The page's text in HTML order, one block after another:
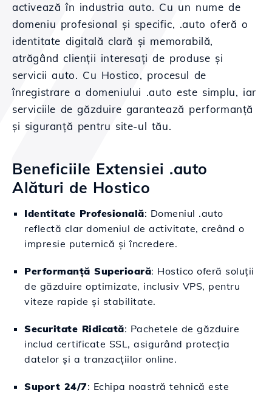
activează în industria auto. Cu un nume de
domeniu profesional și specific, .auto oferă o
identitate digitală clară și memorabilă,
atrăgând clienții interesați de produse și
servicii auto. Cu Hostico, procesul de
înregistrare a domeniului .auto este simplu, iar
serviciile de găzduire garantează performanță
și siguranță pentru site-ul tău.
Beneficiile Extensiei .auto
Alături de Hostico
Identitate Profesională: Domeniul .auto
reflectă clar domeniul de activitate, creând o
impresie puternică și încredere.
Performanță Superioară: Hostico oferă soluții
de găzduire optimizate, inclusiv VPS, pentru
viteze rapide și stabilitate.
Securitate Ridicată: Pachetele de găzduire
includ certificate SSL, asigurând protecția
datelor și a tranzacțiilor online.
Suport 24/7: Echipa noastră tehnică este